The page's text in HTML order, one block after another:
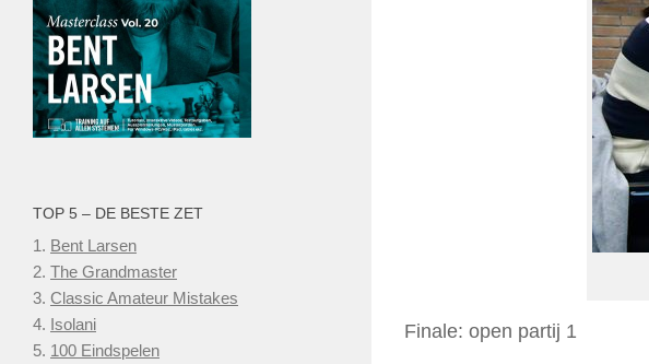
Finale: open partij 1
TOP 5 – DE BESTE ZET
1. Bent Larsen
2. The Grandmaster
3. Classic Amateur Mistakes
4. Isolani
5. 100 Eindspelen